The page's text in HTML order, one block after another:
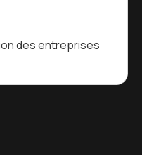
des entreprises